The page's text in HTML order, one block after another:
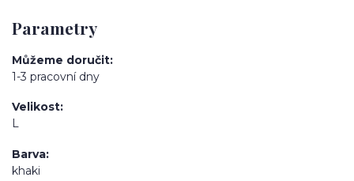
Parametry
Můžeme doručit
1-3 pracovní dny
Velikost
L
Barva
khaki